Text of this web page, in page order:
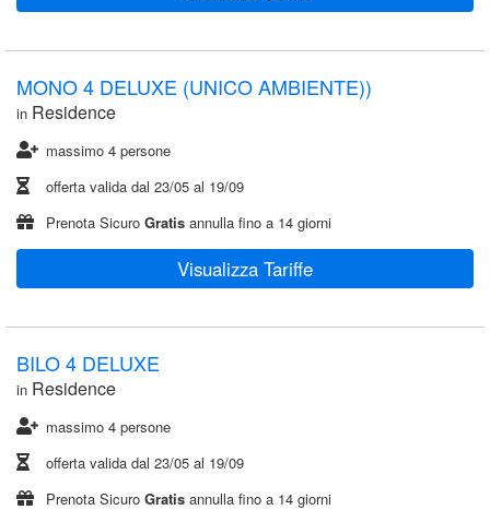
MONO 4 DELUXE (UNICO AMBIENTE))
in Residence
massimo 4 persone
offerta valida dal 23/05 al 19/09
Prenota Sicuro Gratis annulla fino a 14 giorni
Visualizza Tariffe
BILO 4 DELUXE
in Residence
massimo 4 persone
offerta valida dal 23/05 al 19/09
Prenota Sicuro Gratis annulla fino a 14 giorni